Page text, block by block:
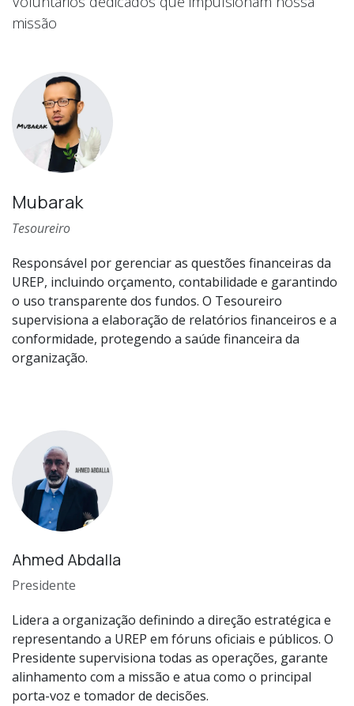
missão
Mubarak
Tesoureiro
Responsável por gerenciar as questões financeiras da
UREP, incluindo orçamento, contabilidade e garantindo
o uso transparente dos fundos. O Tesoureiro
supervisiona a elaboração de relatórios financeiros e a
conformidade, protegendo a saúde financeira da
organização.
Ahmed Abdalla
Presidente
Lidera a organização definindo a direção estratégica e
representando a UREP em fóruns oficiais e públicos. O
Presidente supervisiona todas as operações, garante
alinhamento com a missão e atua como o principal
porta-voz e tomador de decisões.